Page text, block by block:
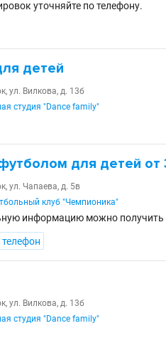
уточняйте по телефону.
детей
ул. Вилкова, д. 13б
студия "Dance family"
для детей от
ул. Чапаева, д. 5в
клуб "Чемпионика"
информацию можно получить
ул. Вилкова, д. 13б
студия "Dance family"